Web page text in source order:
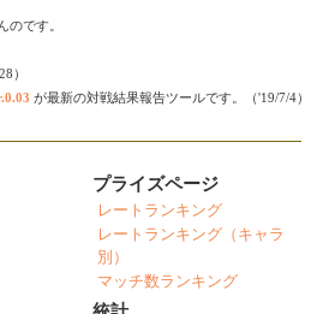
のです。
）
が最新の対戦結果報告ツールです。（'19/7/4）
プライズページ
レートランキング
レートランキング（キャラ
別）
マッチ数ランキング